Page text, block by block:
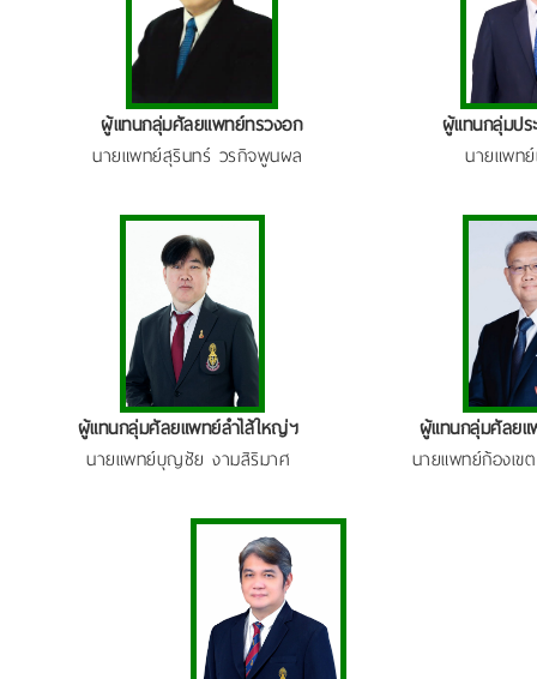
ผู้แทนกลุ่มศัลยแพทย์ทรวงอก
ผู้แทนกลุ่มป
นายแพทย์สุรินทร์ วรกิจพูนผล
นายแพท
ผู้แทนกลุ่มศัลยแพทย์ลำไส้ใหญ่ฯ
ผู้แทนกลุ่มศัลยแ
นายแพทย์บุญชัย งามสิริมาศ
นายแพทย์ก้องเ